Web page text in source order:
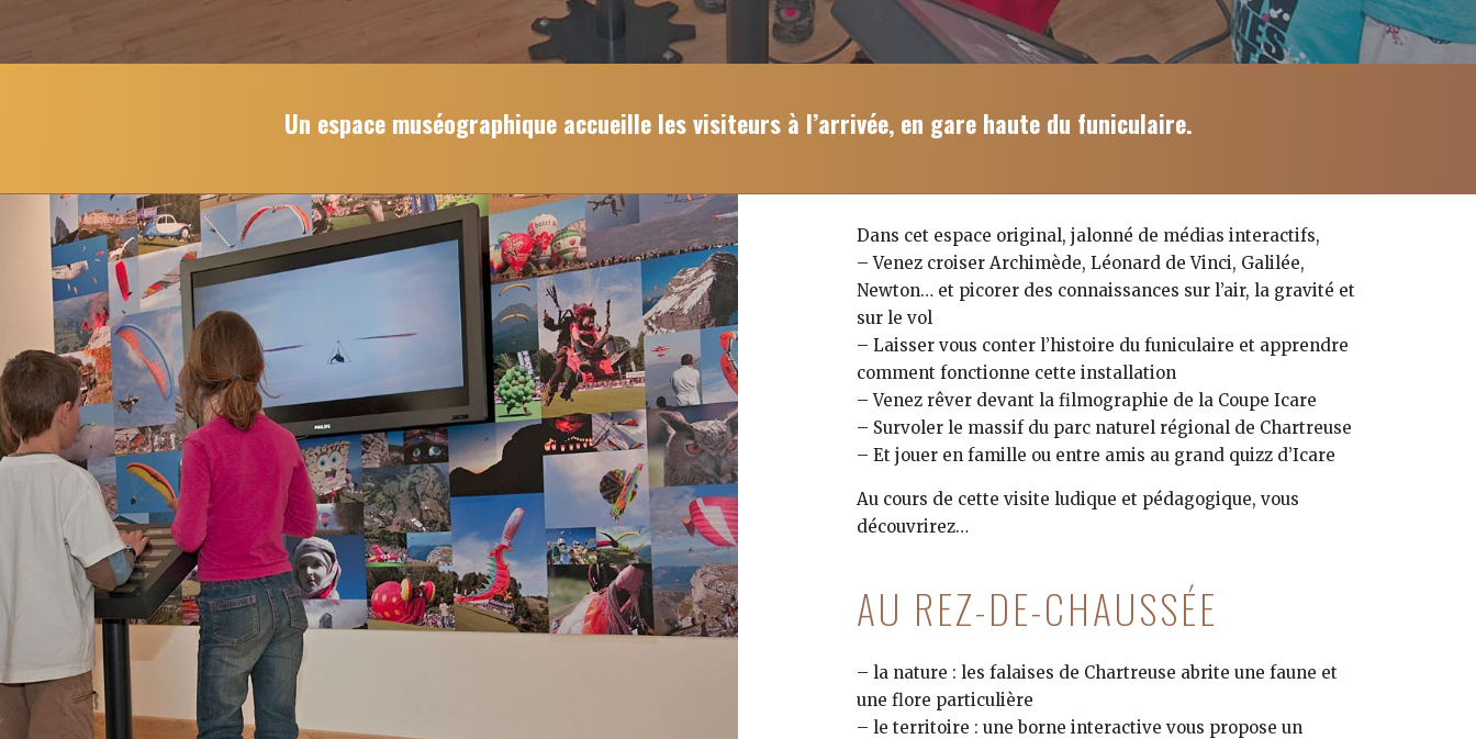
Un espace muséographique accueille les visiteurs à l’arrivée, en gare haute du funiculaire.
Dans cet espace original, jalonné de médias interactifs,
– Venez croiser Archimède, Léonard de Vinci, Galilée,
Newton… et picorer des connaissances sur l’air, la gravité et
sur le vol
– Laisser vous conter l’histoire du funiculaire et apprendre
comment fonctionne cette installation
– Venez rêver devant la filmographie de la Coupe Icare
– Survoler le massif du parc naturel régional de Chartreuse
– Et jouer en famille ou entre amis au grand quizz d’Icare
Au cours de cette visite ludique et pédagogique, vous
découvrirez…
AU REZ-DE-CHAUSSÉE
– la nature : les falaises de Chartreuse abrite une faune et
une flore particulière
– le territoire : une borne interactive vous propose un